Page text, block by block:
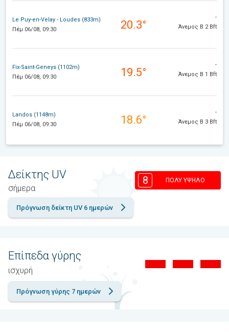
Le Puy-en-Velay - Loudes (833m)
Πέμ 06/08, 09:30
20.3°
-
Άνεμος Β 2 Bft
Fix-Saint-Geneys (1102m)
Πέμ 06/08, 09:30
19.5°
-
Άνεμος Β 1 Bft
Landos (1148m)
Πέμ 06/08, 09:30
18.6°
-
Άνεμος Β 3 Bft
Δείκτης UV
σήμερα
8 ΠΟΛΎ ΥΨΗΛΌ
Πρόγνωση δείκτη UV 6 ημερών
Επίπεδα γύρης
ισχυρή
Πρόγνωση γύρης 7 ημερών